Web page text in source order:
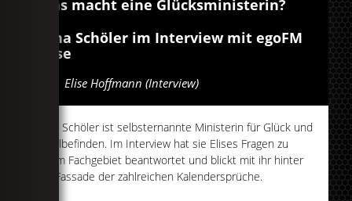
Was macht eine Glücksministerin?
Gina Schöler im Interview mit egoFM
Elise
Elise Hoffmann (Interview)
Gina Schöler ist selbsternannte Ministerin für Glück und
Wohlbefinden. Im Interview hat sie Elises Fragen zu
ihrem Fachgebiet beantwortet und blickt mit ihr hinter
die Fassade der zahlreichen Kalendersprüche.